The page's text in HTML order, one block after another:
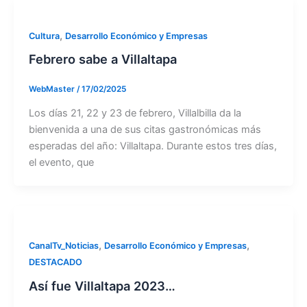
Cultura, Desarrollo Económico y Empresas
Febrero sabe a Villaltapa
WebMaster /17/02/2025
Los días 21, 22 y 23 de febrero, Villalbilla da la
bienvenida a una de sus citas gastronómicas más
esperadas del año: Villaltapa. Durante estos tres días,
el evento, que
CanalTv_Noticias, Desarrollo Económico y Empresas,
DESTACADO
Así fue Villaltapa 2023…